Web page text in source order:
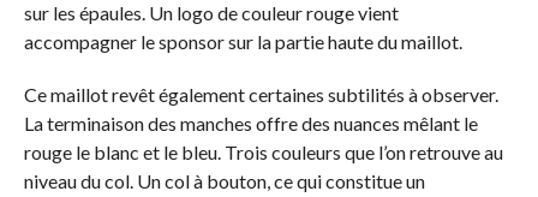
sur les épaules. Un logo de couleur rouge vient
accompagner le sponsor sur la partie haute du maillot.
Ce maillot revêt également certaines subtilités à observer.
La terminaison des manches offre des nuances mêlant le
rouge le blanc et le bleu. Trois couleurs que l’on retrouve au
niveau du col. Un col à bouton, ce qui constitue un